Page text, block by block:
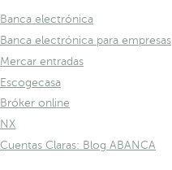
Banca electrónica
Banca electrónica para empresas
Mercar entradas
Escogecasa
Bróker online
NX
Cuentas Claras: Blog ABANCA